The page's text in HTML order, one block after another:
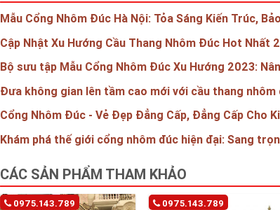
Mẫu Cổng Nhôm Đúc Hà Nội: Tỏa Sáng Kiến Trúc,
Cập Nhật Xu Hướng Cầu Thang Nhôm Đúc Hot Nhất
Bộ sưu tập Mẫu Cổng Nhôm Đúc Xu Hướng 2023:
Đưa không gian lên tầm cao mới với cầu thang nhôm
Cổng Nhôm Đúc - Vẻ Đẹp Đẳng Cấp, Đẳng Cấp Cho
Khám phá thế giới cổng nhôm đúc hiện đại: Sang
CÁC SẢN PHẨM THAM KHẢO
0975.143.789
0975.143.789